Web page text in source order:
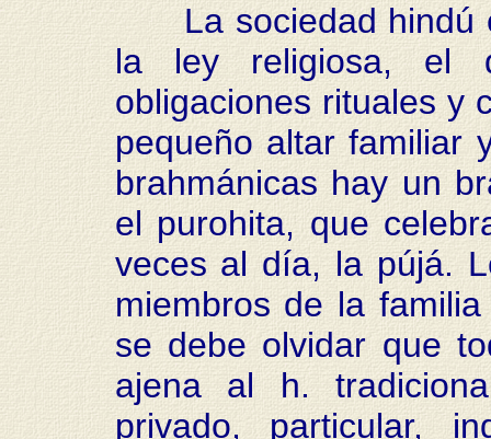
La sociedad hindú
la ley religiosa, el
obligaciones rituales y
pequeño altar familiar
brahmánicas hay un
el purohita, que
veces al día, la pújá.
miembros de la
se debe olvidar que
ajena al h.
privado, particular,